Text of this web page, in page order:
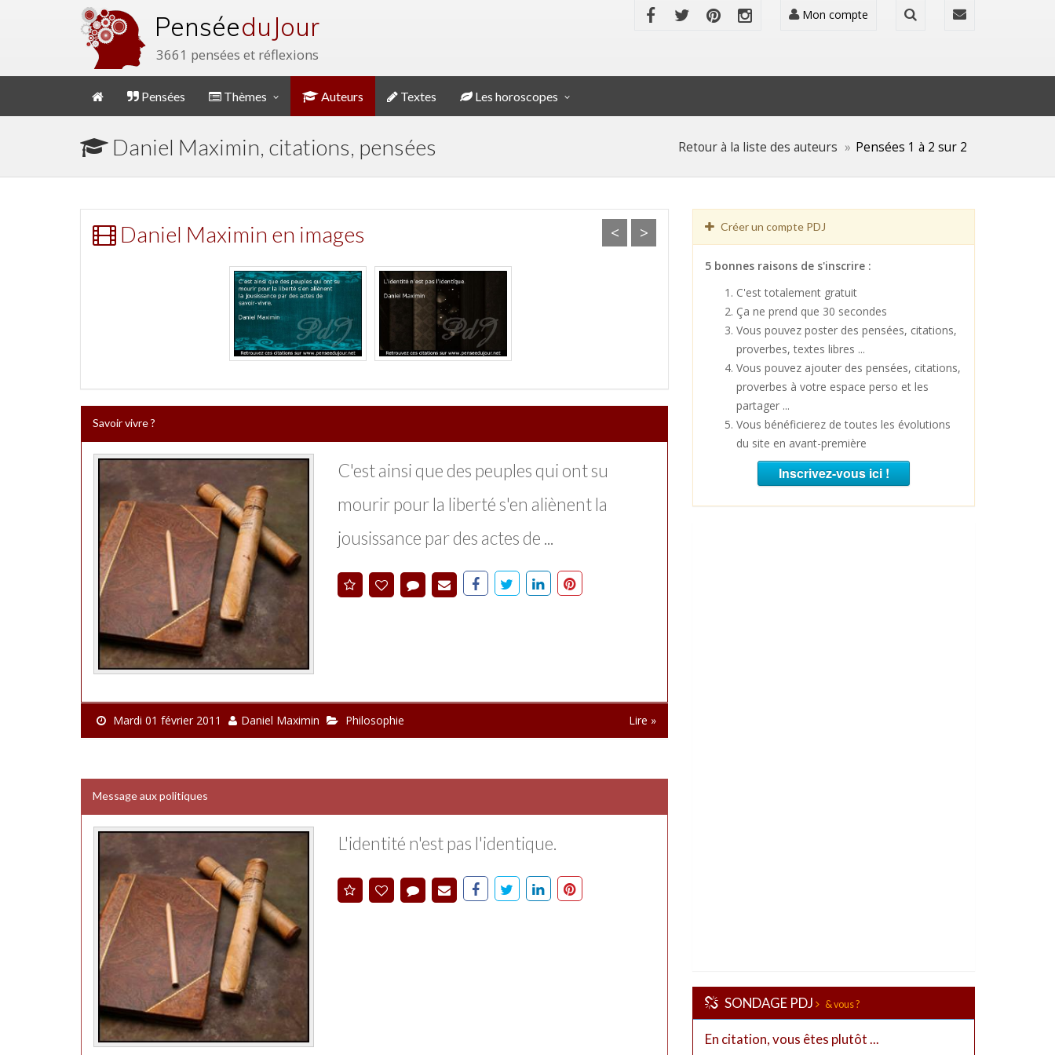
Penséedu Jour
3661 pensées et réflexions
Mon compte
Pensées Thèmes Auteurs Textes Les horoscopes
Daniel Maximin, citations, pensées Retour à la liste des auteurs Pensées 1 à 2 sur 2
Daniel Maximin en images < >
Savoir vivre ?
C'est ainsi que des peuples qui ont su
mourir pour la liberté s'en aliènent la
jousissance par des actes de ...
Mardi 01 février 2011 Daniel Maximin Philosophie Lire »
Message aux politiques
L'identité n'est pas l'identique.
Créer un compte PDJ
5 bonnes raisons de s'inscrire :
C'est totalement gratuit
Ça ne prend que 30 secondes
Vous pouvez poster des pensées, citations,
proverbes, textes libres ...
Vous pouvez ajouter des pensées, citations,
proverbes à votre espace perso et les
partager ...
Vous bénéficierez de toutes les évolutions
du site en avant-première
Inscrivez-vous ici !
SONDAGE PDJ & vous ?